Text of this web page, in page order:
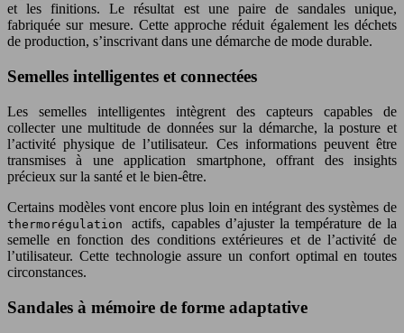
et les finitions. Le résultat est une paire de sandales unique,
fabriquée sur mesure. Cette approche réduit également les déchets
de production, s’inscrivant dans une démarche de mode durable.
Semelles intelligentes et connectées
Les semelles intelligentes intègrent des capteurs capables de
collecter une multitude de données sur la démarche, la posture et
l’activité physique de l’utilisateur. Ces informations peuvent être
transmises à une application smartphone, offrant des insights
précieux sur la santé et le bien-être.
Certains modèles vont encore plus loin en intégrant des systèmes de
thermorégulationactifs, capables d’ajuster la température de la
semelle en fonction des conditions extérieures et de l’activité de
l’utilisateur. Cette technologie assure un confort optimal en toutes
circonstances.
Sandales à mémoire de forme adaptative